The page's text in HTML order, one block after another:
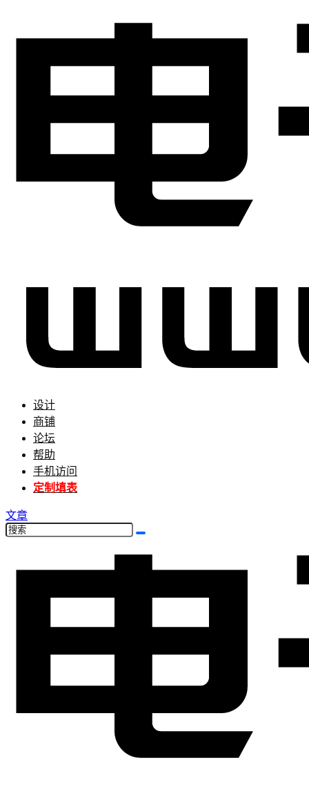
设计
商铺
论坛
帮助
手机访问
定制填表
文章